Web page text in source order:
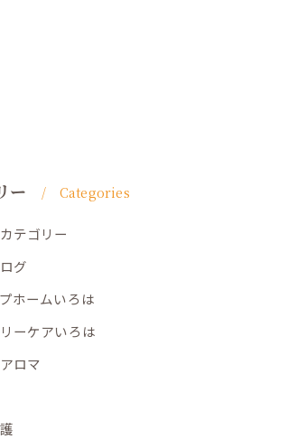
ー Categories
テゴリー
グ
ホームいろは
ーケアいろは
ロマ